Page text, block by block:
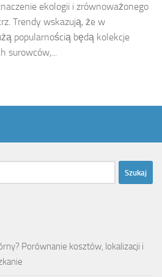
ekologii i zrównoważonego
Trendy wskazują, że w
popularnością będą kolekcje
surowców,...
Porównanie kosztów, lokalizacji i